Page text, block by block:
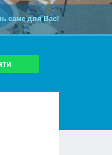
саме для Вас!